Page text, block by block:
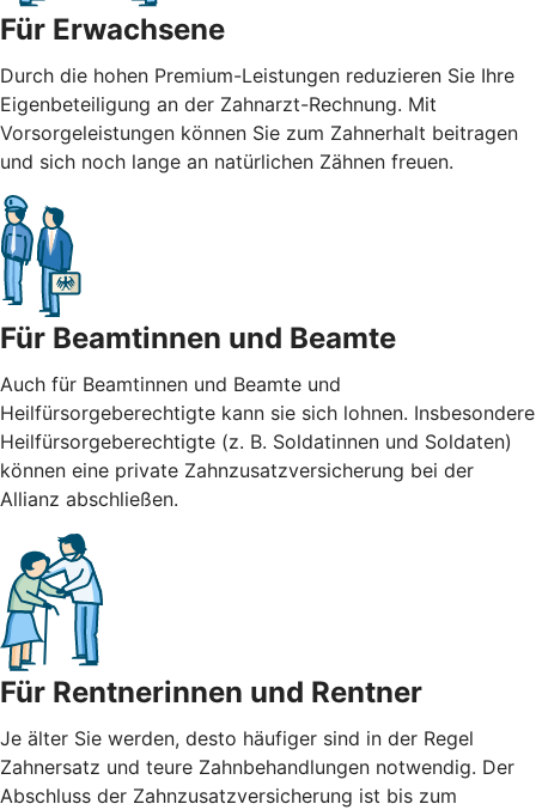
Für Erwachsene
Durch die hohen Premium-Leistungen reduzieren Sie Ihre
Eigenbeteiligung an der Zahnarzt-Rechnung. Mit
Vorsorgeleistungen können Sie zum Zahnerhalt beitragen
und sich noch lange an natürlichen Zähnen freuen.
Für Beamtinnen und Beamte
Auch für Beamtinnen und Beamte und
Heilfürsorgeberechtigte kann sie sich lohnen. Insbesondere
Heilfürsorgeberechtigte (z. B. Soldatinnen und Soldaten)
können eine private Zahnzusatzversicherung bei der
Allianz abschließen.
Für Rentnerinnen und Rentner
Je älter Sie werden, desto häufiger sind in der Regel
Zahnersatz und teure Zahnbehandlungen notwendig. Der
Abschluss der Zahnzusatzversicherung ist bis zum